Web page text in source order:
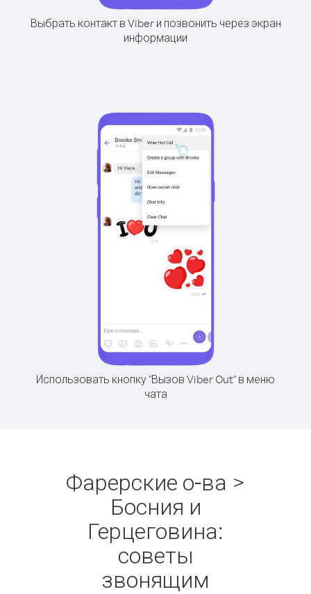
Выбрать контакт в Viber и позвонить через экран
информации
Использовать кнопку "Вызов Viber Out" в меню
чата
Фарерские о-ва >
Босния и
Герцеговина:
советы
звонящим